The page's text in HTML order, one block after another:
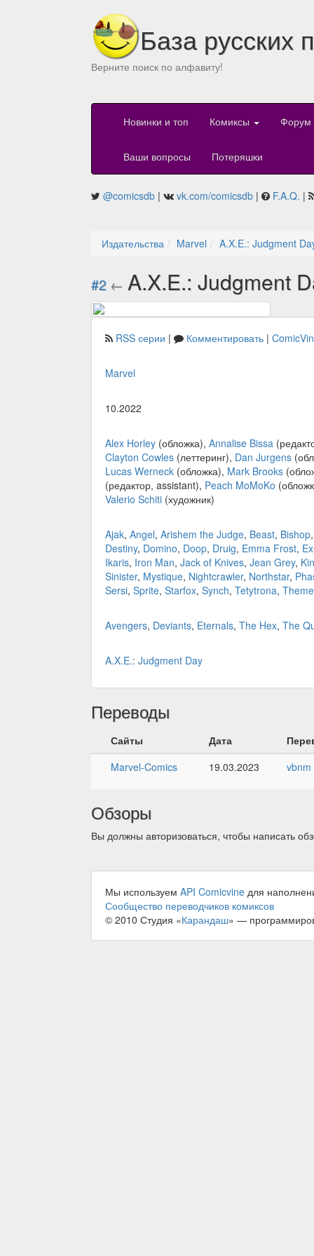
База русских
Верните поиск по алфавиту!
Новинки и топ Комиксы Форум
Ваши вопросы Потеряшки
@comicsdb | vk.com/comicsdb | F.A.Q. |
Издательства Marvel A.X.E.: Judgment
#2 ← A.X.E.: Judgment
RSS серии | Комментировать |
Marvel
10.2022
Alex Horley (обложка), Annalise Bissa
Clayton Cowles (леттеринг), Dan Jurgens
Lucas Werneck (обложка), Mark Brooks
(редактор, assistant), Peach MoMoKo
Valerio Schiti (художник)
Ajak, Angel, Arishem the Judge, Beast, Bishop
Destiny, Domino, Doop, Druig, Emma Frost,
Ikaris, Iron Man, Jack of Knives, Jean Grey,
Sinister, Mystique, Nightcrawler, Northstar,
Sersi, Sprite, Starfox, Synch, Tetytrona,
Avengers, Deviants, Eternals, The Hex, The
A.X.E.: Judgment Day
Переводы
Сайты Дата
Marvel-Comics
19.03.2023 vbnm
Обзоры
Вы должны авторизоваться, чтобы написать
Мы используем API Comicvine для
Сообщество переводчиков комиксов
© 2010 Студия «Карандаш» —